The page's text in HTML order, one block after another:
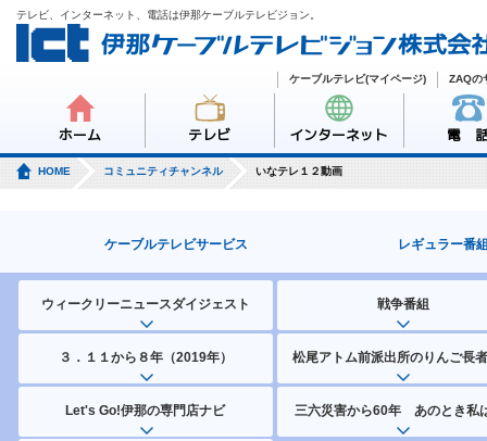
テレビ、インターネット、電話は伊那ケーブルテレビジョン。
ホーム テレビ インターネット 電
ZAQの
ケーブルテレビ(マイページ)
HOME コミュニティチャンネル いなテレ１２動画
ケーブルテレビサービス レギュラー番
ウィークリーニュースダイジェスト 戦争番組
３．１１から８年（2019年） 松尾アトム前派出所のりんご長
Let's Go!伊那の専門店ナビ 三六災害から60年 あのとき私